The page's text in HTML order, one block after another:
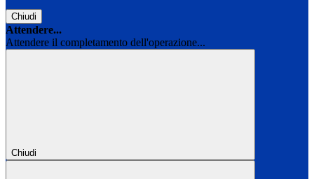
Chiudi
Attendere...
Attendere il completamento dell'operazione...
Chiudi